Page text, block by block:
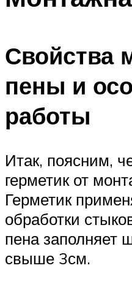
Свойства
пены и
работы
Итак, поясним,
герметик от
Герметик
обработки
пена заполняет
свыше 3см.